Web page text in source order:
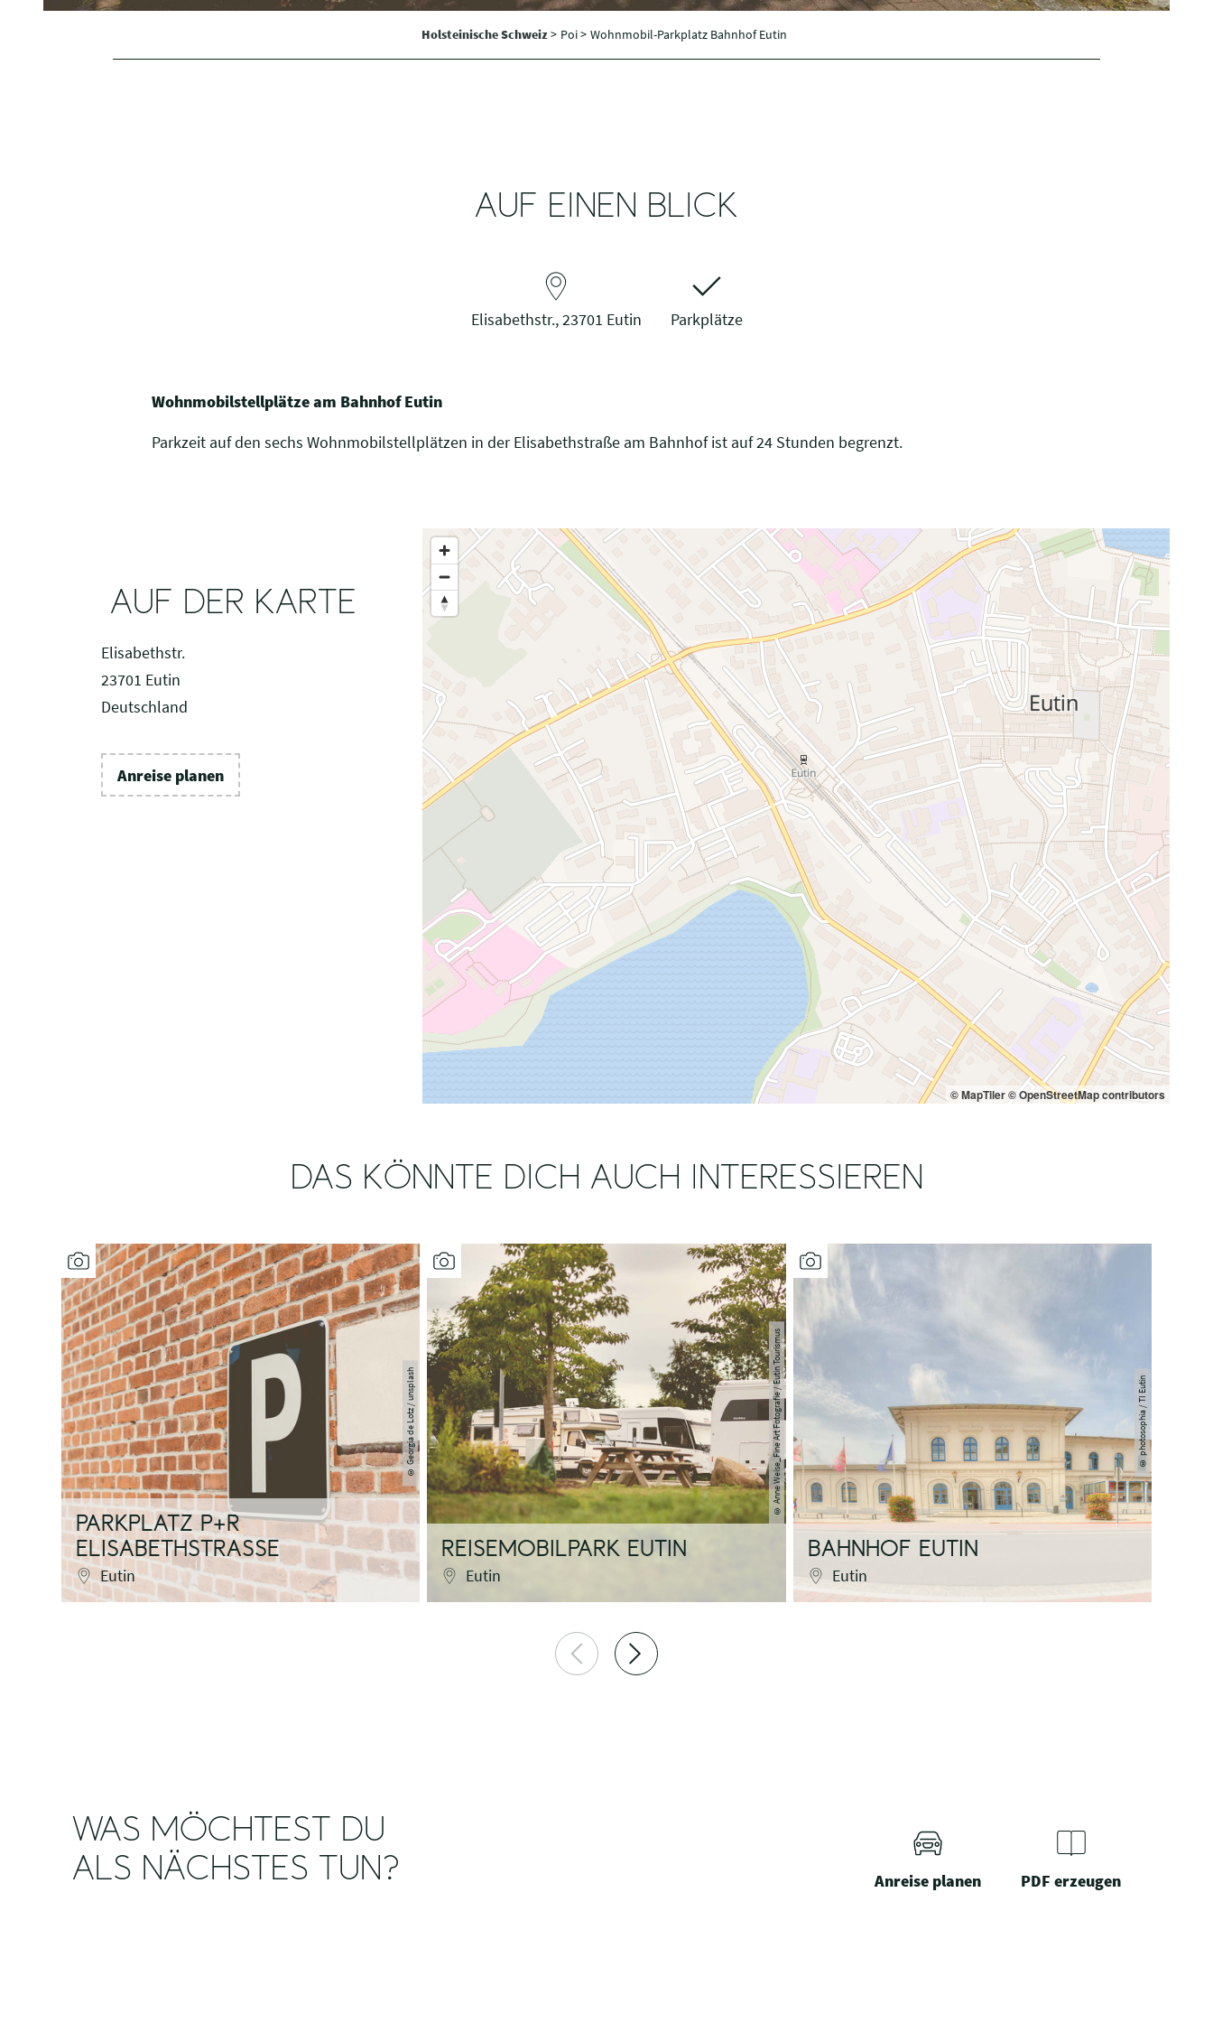
Holsteinische Schweiz> Poi > Wohnmobil-Parkplatz Bahnhof Eutin
AUF EINEN BLICK
Elisabethstr., 23701 Eutin Parkplätze
Wohnmobilstellplätze am Bahnhof Eutin
Parkzeit auf den sechs Wohnmobilstellplätzen in der Elisabethstraße am Bahnhof ist auf 24 Stunden begrenzt.
AUF DER KARTE
Elisabethstr.
23701 Eutin
Deutschland
Anreise planen
© MapTiler© OpenStreetMap contributors
DAS KÖNNTE DICH AUCH INTERESSIEREN
PARKPLATZ P+R
ELISABETHSTRASSE
Eutin
©
Georgia de Lotz / unsplash
REISEMOBILPARK EUTIN
Eutin
©
Anne Weise_Fine Art Fotografie / Eutin Tourismus
BAHNHOF EUTIN
Eutin
©
photosophia / TI Eutin
WAS MÖCHTEST DU
ALS NÄCHSTES TUN?
Anreise planen PDF erzeugen